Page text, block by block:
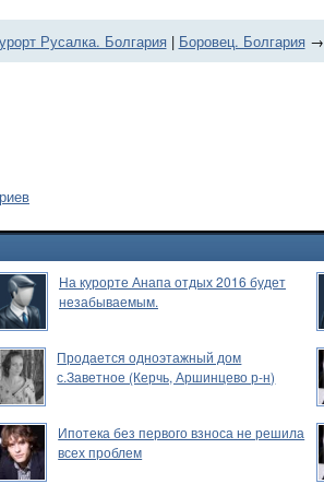
Русалка. Болгария| Боровец. Болгария→
На курорте Анапа отдых 2016 будет
незабываемым.
Продается одноэтажный дом
с.Заветное (Керчь, Аршинцево р-н)
Ипотека без первого взноса не решила
всех проблем